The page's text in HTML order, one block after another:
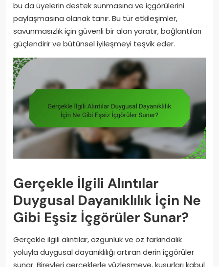
bu da üyelerin destek sunmasına ve içgörülerini
paylaşmasına olanak tanır. Bu tür etkileşimler,
savunmasızlık için güvenli bir alan yaratır, bağlantıları
güçlendirir ve bütünsel iyileşmeyi teşvik eder.
Gerçekle İlgili Alıntılar
Duygusal Dayanıklılık İçin Ne
Gibi Eşsiz İçgörüler Sunar?
Gerçekle ilgili alıntılar, özgünlük ve öz farkındalık
yoluyla duygusal dayanıklılığı artıran derin içgörüler
sunar. Bireyleri gerçeklerle yüzleşmeye, kusurları kabul